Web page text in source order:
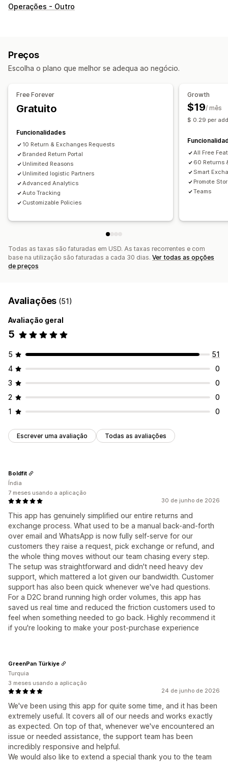
Opções de devolução
Gestão de devoluções
Políticas personalizadas
Artigos que não podem ser devolvidos
Multilingue Etiquetas de envio
Notificações por SMS Notificações por e-mail
Imagem corporativa personalizada
Gestão de reembolsos
Atualizações de stock Listas de bloqueio de clientes
Análise de dados
Operações - Outro
Preços
Escolha o plano que melhor se adequa ao negócio.
Free Forever
Gratuito
Funcionalidades
10 Return & Exchanges Requests
Branded Return Portal
Unlimited Reasons
Unlimited logistic Partners
Advanced Analytics
Auto Tracking
Customizable Policies
Growth
$19/ mês
$ 0.29 per
All Free
60 Returns
Smart
Promote
Teams
Todas as taxas são faturadas em USD. As taxas recorrentes e com
base na utilização são faturadas a cada 30 dias. Ver todas as opções
de preços
Avaliações (51)
Avaliação geral
5
5
51
4
0
3
0
2
0
1
0
Escrever uma avaliação Todas as avaliações
30 de junho de 2026
This app has genuinely simplified our entire returns and
exchange process. What used to be a manual back-and-forth
over email and WhatsApp is now fully self-serve for our
customers they raise a request, pick exchange or refund, and
the whole thing moves without our team chasing every step.
The setup was straightforward and didn't need heavy dev
support, which mattered a lot given our bandwidth. Customer
support has also been quick whenever we've had questions.
For a D2C brand running high order volumes, this app has
saved us real time and reduced the friction customers used to
feel when something needed to go back. Highly recommend it
if you're looking to make your post-purchase experience
Boldfit
Índia
7 meses usando a aplicação
24 de junho de 2026
We've been using this app for quite some time, and it has been
extremely useful. It covers all of our needs and works exactly
as expected. On top of that, whenever we've encountered an
issue or needed assistance, the support team has been
incredibly responsive and helpful.
We would also like to extend a special thank you to the team
GreenPan Türkiye
Turquia
3 meses usando a aplicação